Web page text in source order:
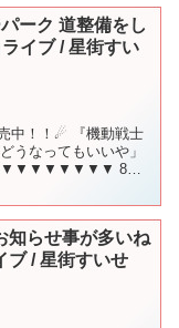
ーク 道整備をし
イブ / 星街すい
中！！☄ 『機動戦士
うなってもいいや」
8月
知らせ事が多いね
ブ / 星街すいせ